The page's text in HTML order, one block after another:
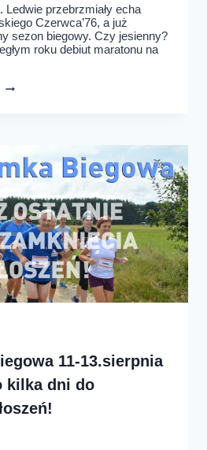
przebrzmiały echa
Czerwca’76, a już
sezon biegowy. Czy jesienny?
roku debiut maratonu na
TRZEŹWOŚCI
11-13.sierpnia
kilka dni do